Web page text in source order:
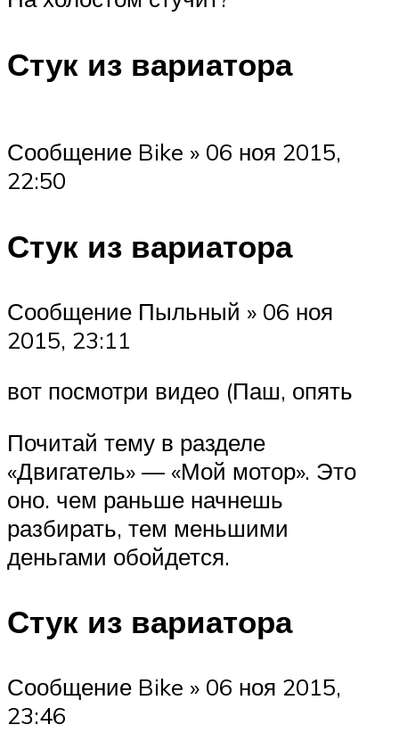
Стук из вариатора
Сообщение Bike » 06 ноя 2015,
22:50
Стук из вариатора
Сообщение Пыльный » 06 ноя
2015, 23:11
вот посмотри видео (Паш, опять
Почитай тему в разделе
«Двигатель» — «Мой мотор». Это
оно. чем раньше начнешь
разбирать, тем меньшими
деньгами обойдется.
Стук из вариатора
Сообщение Bike » 06 ноя 2015,
23:46